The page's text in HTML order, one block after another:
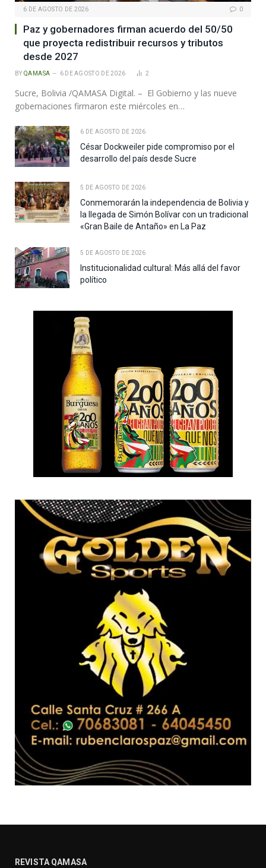
6 DE AGOSTO DE 2026 0
Paz y gobernadores firman acuerdo del 50/50
que proyecta redistribuir recursos y tributos
desde 2027
BY QAMASA 6 DE AGOSTO DE 2026 2
Sucre, Bolivia /QAMASA Digital. – El Gobierno y las nueve
gobernaciones firmaron este miércoles en…
6 DE AGOSTO DE 2026
César Dockweiler pide compromiso por el
desarrollo del país desde Sucre
5 DE AGOSTO DE 2026
Conmemorarán la independencia de Bolivia y
la llegada de Simón Bolívar con un tradicional
«Gran Baile de Antaño» en La Paz
5 DE AGOSTO DE 2026
Institucionalidad cultural: Más allá del favor
político
REVISTA QAMASA